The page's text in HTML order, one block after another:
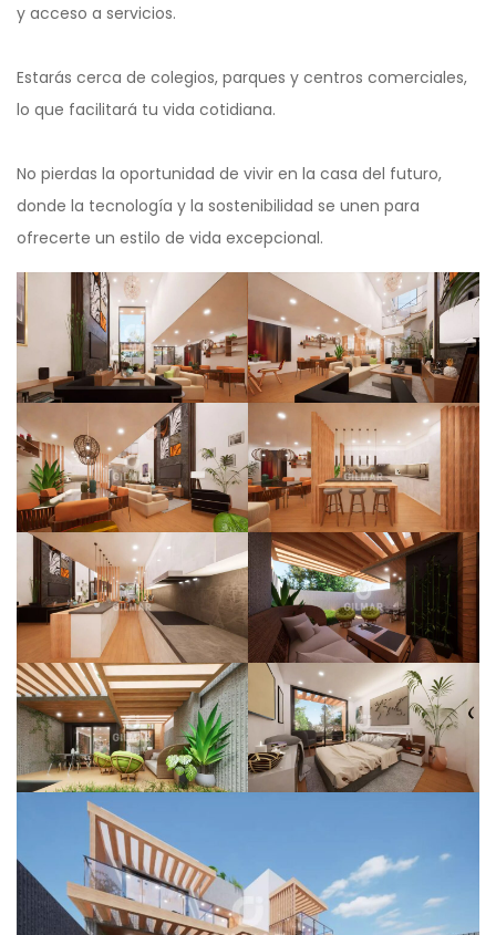
y acceso a servicios.
Estarás cerca de colegios, parques y centros comerciales,
lo que facilitará tu vida cotidiana.
No pierdas la oportunidad de vivir en la casa del futuro,
donde la tecnología y la sostenibilidad se unen para
ofrecerte un estilo de vida excepcional.